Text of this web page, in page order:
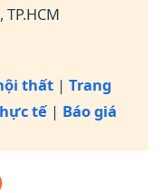
thất | Trang
tế| Báo giá